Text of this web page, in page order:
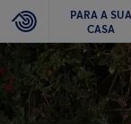
PARA A SUA
CASA